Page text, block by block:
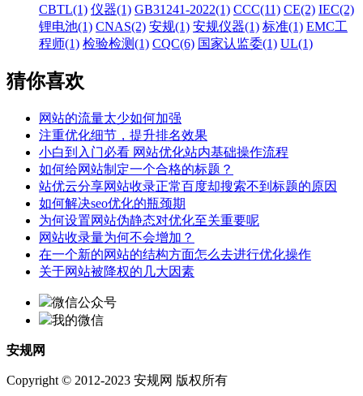
CBTL(1) 仪器(1) GB31241-2022(1) CCC(11) CE(2) IEC(2)
锂电池(1) CNAS(2) 安规(1) 安规仪器(1) 标准(1) EMC工
程师(1) 检验检测(1) CQC(6) 国家认监委(1) UL(1)
猜你喜欢
网站的流量太少如何加强
注重优化细节，提升排名效果
小白到入门必看 网站优化站内基础操作流程
如何给网站制定一个合格的标题？
站优云分享网站收录正常百度却搜索不到标题的原因
如何解决seo优化的瓶颈期
为何设置网站伪静态对优化至关重要呢
网站收录量为何不会增加？
在一个新的网站的结构方面怎么去进行优化操作
关于网站被降权的几大因素
微信公众号
我的微信
安规网
Copyright © 2012-2023 安规网 版权所有